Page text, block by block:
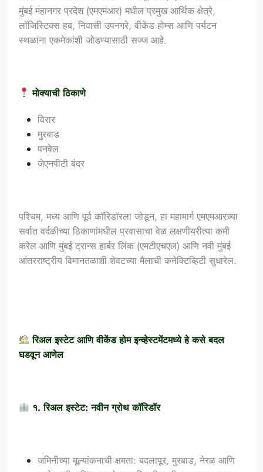
मुंबई महानगर प्रदेश (एमएमआर) मधील प्रमुख आर्थिक क्षेत्रे,
लॉजिस्टिक्स हब, निवासी उपनगरे, वीकेंड होम्स आणि पर्यटन
स्थळांना एकमेकांशी जोडण्यासाठी सज्ज आहे.
मोक्याची ठिकाणे
विरार
मुरबाड
पनवेल
जेएनपीटी बंदर
पश्चिम, मध्य आणि पूर्व कॉरिडॉरला जोडून, हा महामार्ग एमएमआरच्या
सर्वात वर्दळीच्या ठिकाणांमधील प्रवासाचा वेळ लक्षणीयरीत्या कमी
करेल आणि मुंबई ट्रान्स हार्बर लिंक (एमटीएचएल) आणि नवी मुंबई
आंतरराष्ट्रीय विमानतळाशी शेवटच्या मैलाची कनेक्टिव्हिटी सुधारेल.
रिअल इस्टेट आणि वीकेंड होम इन्व्हेस्टमेंटमध्ये हे कसे बदल
घडवून आणेल
१. रिअल इस्टेट: नवीन ग्रोथ कॉरिडॉर
जमिनीच्या मूल्यांकनाची क्षमता: बदलापूर, मुरबाड, नेरळ आणि